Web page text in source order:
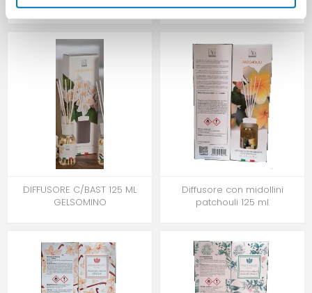
NUVOLA
NUVOLA
DIFFUSORE C/BAST 125 ML
GELSOMINO
Diffusore con midollini
patchouli 125 ml